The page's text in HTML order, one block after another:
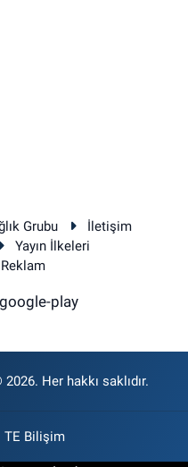
Grubu
İletişim
Yayın İlkeleri
Her hakkı saklıdır.
TE Bilişim